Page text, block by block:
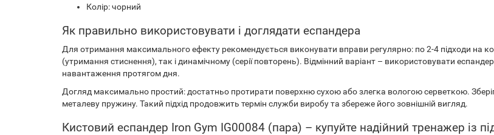
Колір: чорний
Як правильно використовувати і доглядати еспандера
Для отримання максимального ефекту рекомендується виконувати вправи регулярно: по 2-4 підходи на
(утримання стиснення), так і динамічному (серії повторень). Відмінний варіант – використовувати
навантаження протягом дня.
Догляд максимально простий: достатньо протирати поверхню сухою або злегка вологою серветкою.
металеву пружину. Такий підхід продовжить термін служби виробу та збереже його зовнішній вигляд.
Кистовий еспандер Iron Gym IG00084 (пара) – купуйте надійний тренажер із